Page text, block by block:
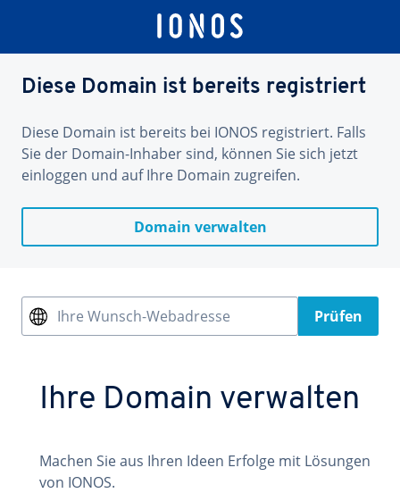
Diese Domain ist bereits registriert
Diese Domain ist bereits bei IONOS registriert. Falls
Sie der Domain-Inhaber sind, können Sie sich jetzt
einloggen und auf Ihre Domain zugreifen.
Domain verwalten
Ihre Wunsch-Webadresse Prüfen
Ihre Domain verwalten
Machen Sie aus Ihren Ideen Erfolge mit Lösungen
von IONOS.